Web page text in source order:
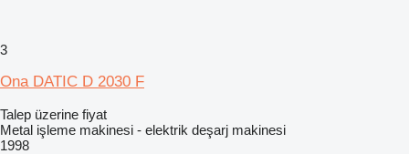
3
Ona DATIC D 2030 F
Talep üzerine fiyat
Metal işleme makinesi - elektrik deşarj makinesi
1998